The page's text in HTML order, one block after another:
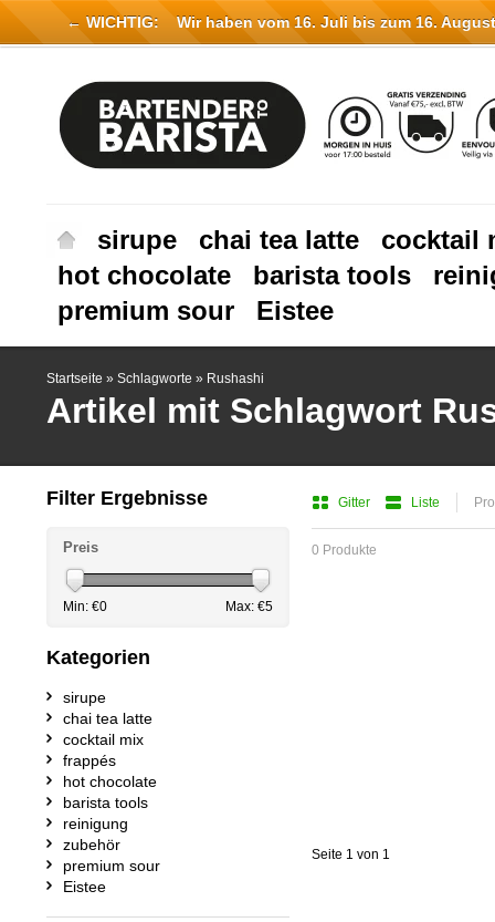
sirupe chai tea latte
cocktail
hot chocolate
barista tools
premium sour
Eistee
Startseite » Schlagworte » Rushashi
Artikel mit Schlagwort
Gitter Liste
0 Produkte
Seite 1 von 1
Filter Ergebnisse
Preis
Min: €0 Max: €5
Kategorien
sirupe
chai tea latte
cocktail mix
frappés
hot chocolate
barista tools
reinigung
zubehör
premium sour
Eistee
← WICHTIG: Wir haben vom 16. Juli bis zum 16.